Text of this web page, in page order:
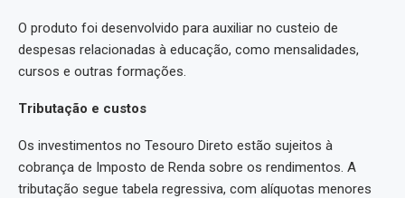
O produto foi desenvolvido para auxiliar no custeio de
despesas relacionadas à educação, como mensalidades,
cursos e outras formações.
Tributação e custos
Os investimentos no Tesouro Direto estão sujeitos à
cobrança de Imposto de Renda sobre os rendimentos. A
tributação segue tabela regressiva, com alíquotas menores